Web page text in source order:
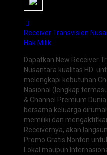
Receiver Transvision
Hak Milik
Dapatkan New Receiver
Nusantara kualitas HD
melengkapi kebutuhan
Nasional (lengkap
& Channel Premium
bersama keluarga
memiliki dan
Receivernya, akan
Promo Gratis Nonton
Lokal maupun